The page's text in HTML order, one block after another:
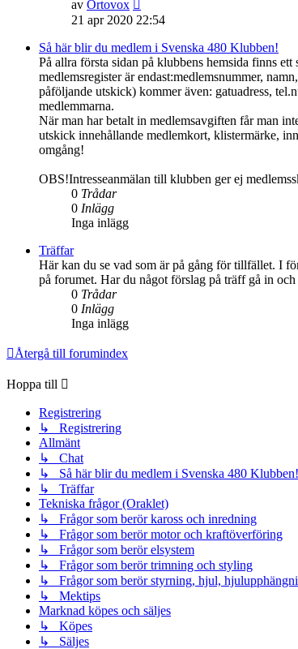
av Ortovox
till
senaste
inlägget
21 apr 2020 22:54
Så här blir du medlem i Svenska 480 Klubben!
På allra första sidan på klubbens hemsida finns
medlemsregister är endast:medlemsnummer,
påföljande utskick) kommer även: gatuadress,
medlemmarna.
När man har betalt in medlemsavgiften får man
utskick innehållande medlemkort, klistermärke,
omgång!
OBS!Intresseanmälan till klubben ger ej
0 Trådar
0 Inlägg
Inga inlägg
Träffar
Här kan du se vad som är på gång för tillfället. I
på forumet. Har du något förslag på träff gå in
0 Trådar
0 Inlägg
Inga inlägg
Återgå till forumindex
Hoppa till
Registrering
↳ Registrering
Allmänt
↳ Chat
↳ Så här blir du medlem i Svenska 480 Klubben!
↳ Träffar
Tekniska frågor (Oraklet)
↳ Frågor som berör kaross och inredning
↳ Frågor som berör motor och kraftöverföring
↳ Frågor som berör elsystem
↳ Frågor som berör trimning och styling
↳ Frågor som berör styrning, hjul,
↳ Mektips
Marknad köpes och säljes
↳ Köpes
↳ Säljes